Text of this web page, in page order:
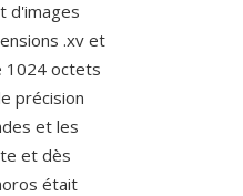
d'images
.xv et
1024 octets
précision
et les
et dès
était